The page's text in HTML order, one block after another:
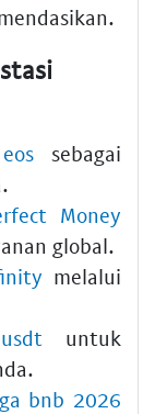
sebagai
Money
global.
melalui
untuk
bnb 2026